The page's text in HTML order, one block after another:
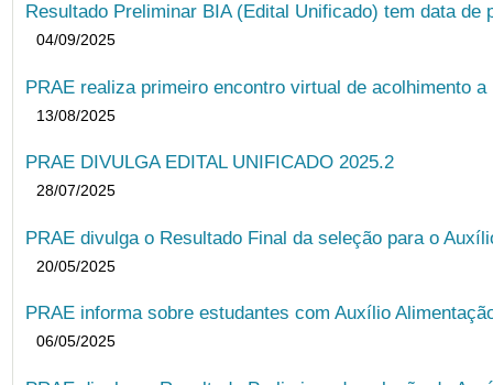
Resultado Preliminar BIA (Edital Unificado) tem data de
04/09/2025
PRAE realiza primeiro encontro virtual de acolhimento
13/08/2025
PRAE DIVULGA EDITAL UNIFICADO 2025.2
28/07/2025
PRAE divulga o Resultado Final da seleção para o
20/05/2025
PRAE informa sobre estudantes com Auxílio
06/05/2025